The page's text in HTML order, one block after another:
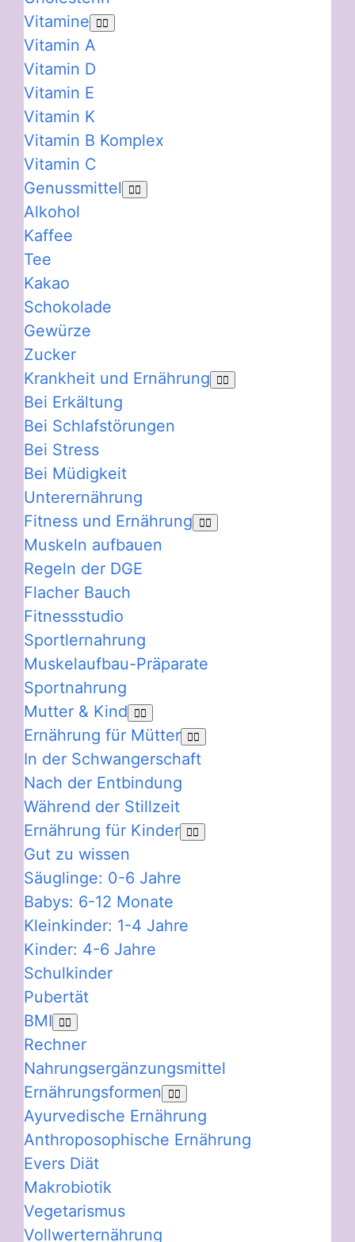
Vitamine
Vitamin A
Vitamin D
Vitamin E
Vitamin K
Vitamin B Komplex
Vitamin C
Genussmittel
Alkohol
Kaffee
Tee
Kakao
Schokolade
Gewürze
Zucker
Krankheit und Ernährung
Bei Erkältung
Bei Schlafstörungen
Bei Stress
Bei Müdigkeit
Unterernährung
Fitness und Ernährung
Muskeln aufbauen
Regeln der DGE
Flacher Bauch
Fitnessstudio
Sportlernahrung
Muskelaufbau-Präparate
Sportnahrung
Mutter & Kind
Ernährung für Mütter
In der Schwangerschaft
Nach der Entbindung
Während der Stillzeit
Ernährung für Kinder
Gut zu wissen
Säuglinge: 0-6 Jahre
Babys: 6-12 Monate
Kleinkinder: 1-4 Jahre
Kinder: 4-6 Jahre
Schulkinder
Pubertät
BMI
Rechner
Nahrungsergänzungsmittel
Ernährungsformen
Ayurvedische Ernährung
Anthroposophische Ernährung
Evers Diät
Makrobiotik
Vegetarismus
Vollwerternährung